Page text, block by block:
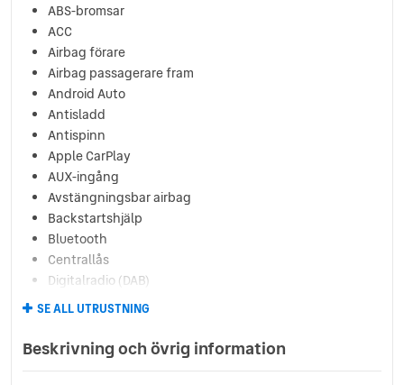
ABS-bromsar
ACC
Airbag förare
Airbag passagerare fram
Android Auto
Antisladd
Antispinn
Apple CarPlay
AUX-ingång
Avstängningsbar airbag
Backstartshjälp
Bluetooth
Centrallås
Digitalradio (DAB)
Elhissar (fram)
Euro 6
Fyrhjulsdrift
SE ALL UTRUSTNING
Beskrivning och övrig information